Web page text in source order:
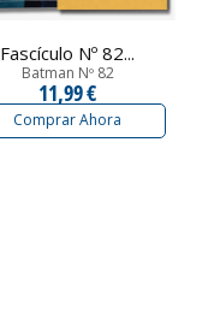
Fascículo Nº 82...
Batman Nº 82
11,99 €
Comprar Ahora